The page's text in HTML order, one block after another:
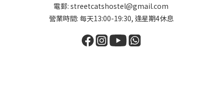
電郵: streetcatshostel@gmail.com
營業時間: 每天13:00-19:30, 逢星期4休息